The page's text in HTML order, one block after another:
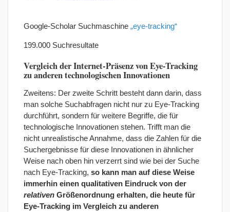
Google-Scholar Suchmaschine „eye-tracking“
199.000 Suchresultate
Vergleich der Internet-Präsenz von Eye-Tracking
zu anderen technologischen Innovationen
Zweitens: Der zweite Schritt besteht dann darin, dass
man solche Suchabfragen nicht nur zu Eye-Tracking
durchführt, sondern für weitere Begriffe, die für
technologische Innovationen stehen. Trifft man die
nicht unrealistische Annahme, dass die Zahlen für die
Suchergebnisse für diese Innovationen in ähnlicher
Weise nach oben hin verzerrt sind wie bei der Suche
nach Eye-Tracking, so kann man auf diese Weise
immerhin einen qualitativen Eindruck von der
relativen Größenordnung erhalten, die heute für
Eye-Tracking im Vergleich zu anderen